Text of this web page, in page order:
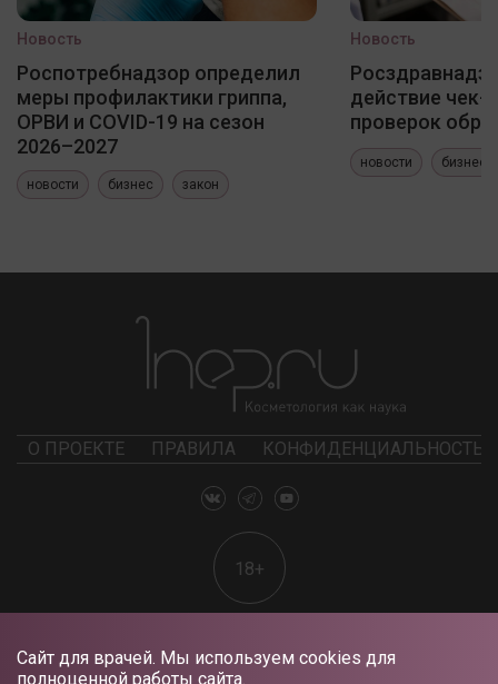
Сайт для врачей. Мы используем cookies для
полноценной работы сайта.
Новость
Роспотребнадзор определил
меры профилактики гриппа,
ОРВИ и COVID-19 на сезон
2026–2027
новости бизнес закон
Новость
действие чек-
проверок
новости бизнес
О ПРОЕКТЕ ПРАВИЛА КОНФИДЕНЦИАЛЬНОСТЬ
18+